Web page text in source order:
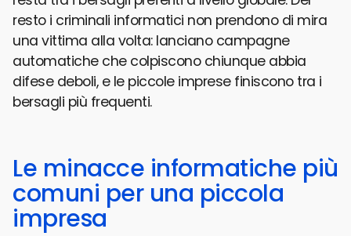
resto i criminali informatici non prendono di mira
una vittima alla volta: lanciano campagne
automatiche che colpiscono chiunque abbia
difese deboli, e le piccole imprese finiscono tra i
bersagli più frequenti.
Le minacce informatiche più
comuni per una piccola
impresa